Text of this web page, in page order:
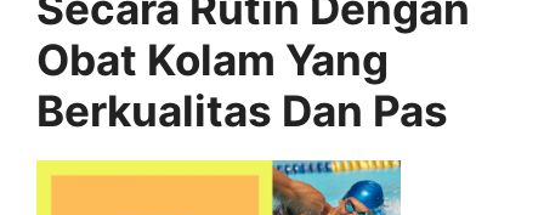
Obat Kolam Yang
Berkualitas Dan Pas